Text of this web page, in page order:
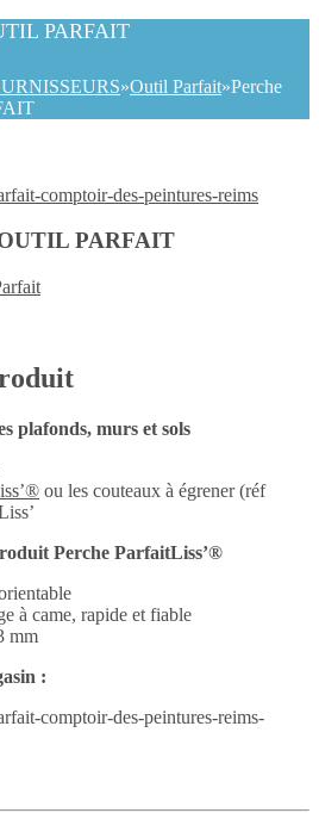
PARFAIT
»Outil Parfait»Perche
PARFAIT
plafonds, murs et sols
ou les couteaux à égrener (réf
Perche ParfaitLiss’®
à came, rapide et fiable
mm
: